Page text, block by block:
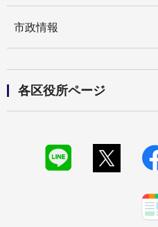
市政情報
各区役所ページ